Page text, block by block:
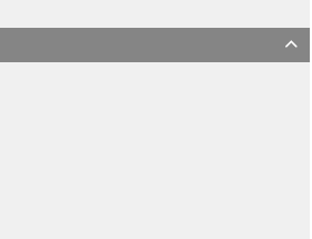
